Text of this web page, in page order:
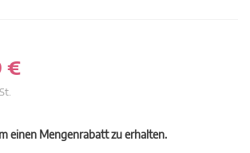
€
einen Mengenrabatt zu erhalten.